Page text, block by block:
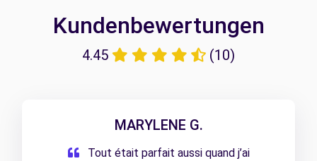
Kundenbewertungen
4.45 (10)
MARYLENE G.
Tout était parfait aussi quand j’ai